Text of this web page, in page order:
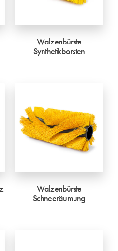
Walzenbürste
Synthetikborsten
Walzenbürste
Schneeräumung